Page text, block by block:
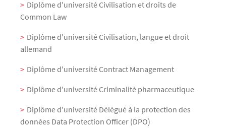
Diplôme d'université Civilisation et droits de
Common Law
Diplôme d'université Civilisation, langue et droit
allemand
Diplôme d'université Contract Management
Diplôme d'université Criminalité pharmaceutique
Diplôme d'université Délégué à la protection des
données Data Protection Officer (DPO)